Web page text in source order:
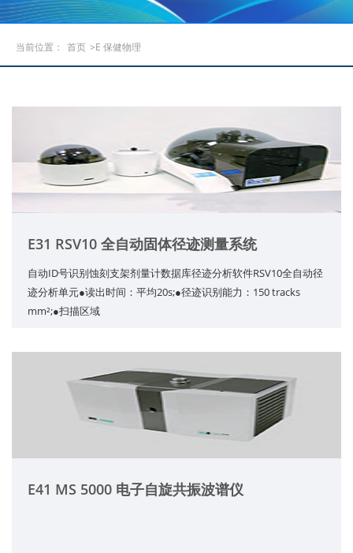
当前位置： 首页 >E 保健物理
E31 RSV10 全自动固体径迹测量系统
自动ID号识别蚀刻支架剂量计数据库径迹分析软件RSV10全自动径
迹分析单元●读出时间：平均20s;●径迹识别能力：150 tracks
mm²;●扫描区域
E41 MS 5000 电子自旋共振波谱仪